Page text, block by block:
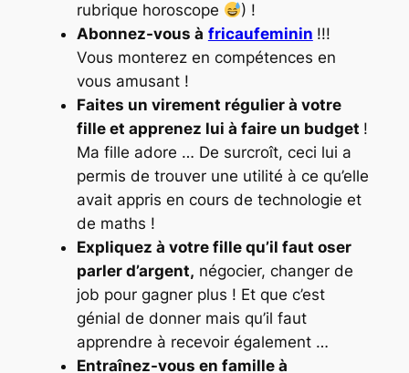
rubrique horoscope
) !
Abonnez-vous à fricaufeminin !!!
Vous monterez en compétences en
vous amusant !
Faites un virement régulier à votre
fille et apprenez lui à faire un budget !
Ma fille adore … De surcroît, ceci lui a
permis de trouver une utilité à ce qu’elle
avait appris en cours de technologie et
de maths !
Expliquez à votre fille qu’il faut oser
parler d’argent, négocier, changer de
job pour gagner plus ! Et que c’est
génial de donner mais qu’il faut
apprendre à recevoir également …
Entraînez-vous en famille à